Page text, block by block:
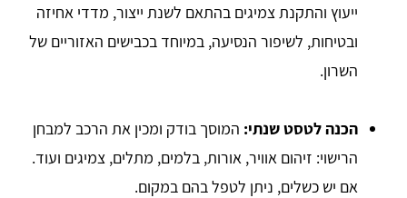
ייעוץ והתקנת צמיגים בהתאם לשנת ייצור, מדדי אחיזה
ובטיחות, לשיפור הנסיעה, במיוחד בכבישים האזוריים של
השרון.
הכנה לטסט שנתי: המוסך בודק ומכין את הרכב למבחן
הרישוי: זיהום אוויר, אורות, בלמים, מתלים, צמיגים ועוד.
אם יש כשלים, ניתן לטפל בהם במקום.